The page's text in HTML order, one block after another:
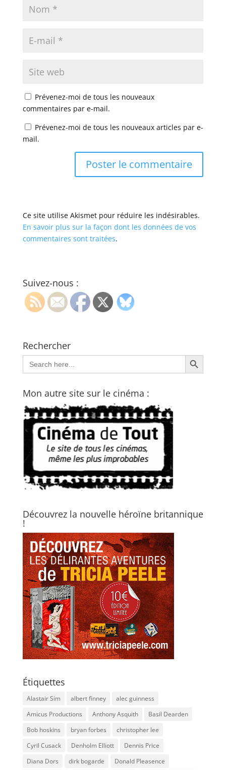
Prévenez-moi de tous les nouveaux
commentaires par e-mail.
Prévenez-moi de tous les nouveaux articles par e-
mail.
Ce site utilise Akismet pour réduire les indésirables.
En savoir plus sur la façon dont les données de vos
commentaires sont traitées.
Suivez-nous :
Rechercher
Search
for:
Search Button
Mon autre site sur le cinéma :
Découvrez la nouvelle héroïne britannique
!
Étiquettes
Alastair Sim albert finney
alec guinness
Amicus Productions
Anthony Asquith
Basil Dearden
Bob hoskins
bryan forbes
christopher lee
Cyril Cusack
Denholm Elliott
Dennis Price
Diana Dors
dirk bogarde
Donald Pleasence